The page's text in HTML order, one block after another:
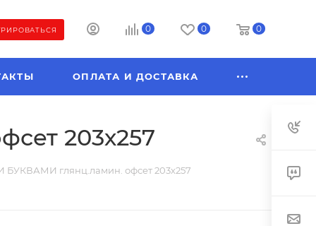
0 0 0
ОПЛАТА И ДОСТАВКА
203х257
глянц.ламин. офсет 203х257